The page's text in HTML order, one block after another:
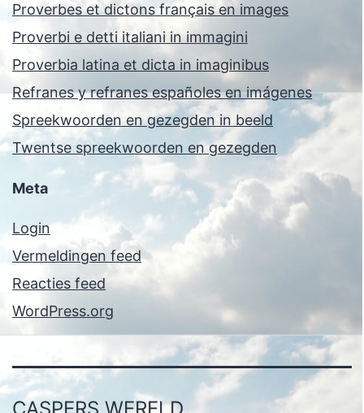
Proverbes et dictons français en images
Proverbi e detti italiani in immagini
Proverbia latina et dicta in imaginibus
Refranes y refranes españoles en imágenes
Spreekwoorden en gezegden in beeld
Twentse spreekwoorden en gezegden
Meta
Login
Vermeldingen feed
Reacties feed
WordPress.org